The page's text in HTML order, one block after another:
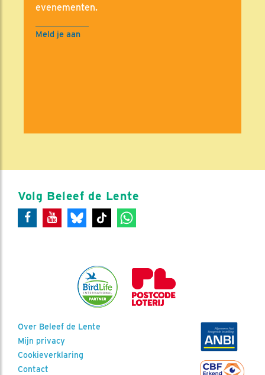
evenementen.
Meld je aan
Volg Beleef de Lente
Over Beleef de Lente
Mijn privacy
Cookieverklaring
Contact